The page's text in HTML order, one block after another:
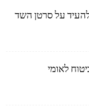
על סרטן השד
לאומי